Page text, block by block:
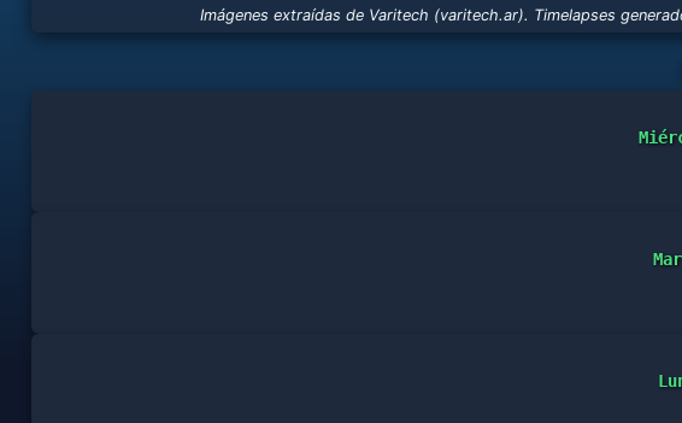
Imágenes extraídas de Varitech (varitech.ar). Timelapses